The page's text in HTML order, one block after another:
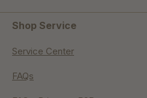
Shop Service
Service Center
FAQs